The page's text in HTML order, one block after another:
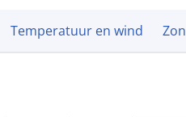
Temperatuur en wind Zon